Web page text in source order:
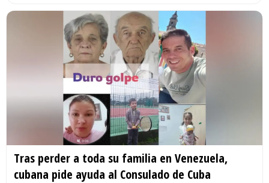
Tras perder a toda su familia en Venezuela,
cubana pide ayuda al Consulado de Cuba